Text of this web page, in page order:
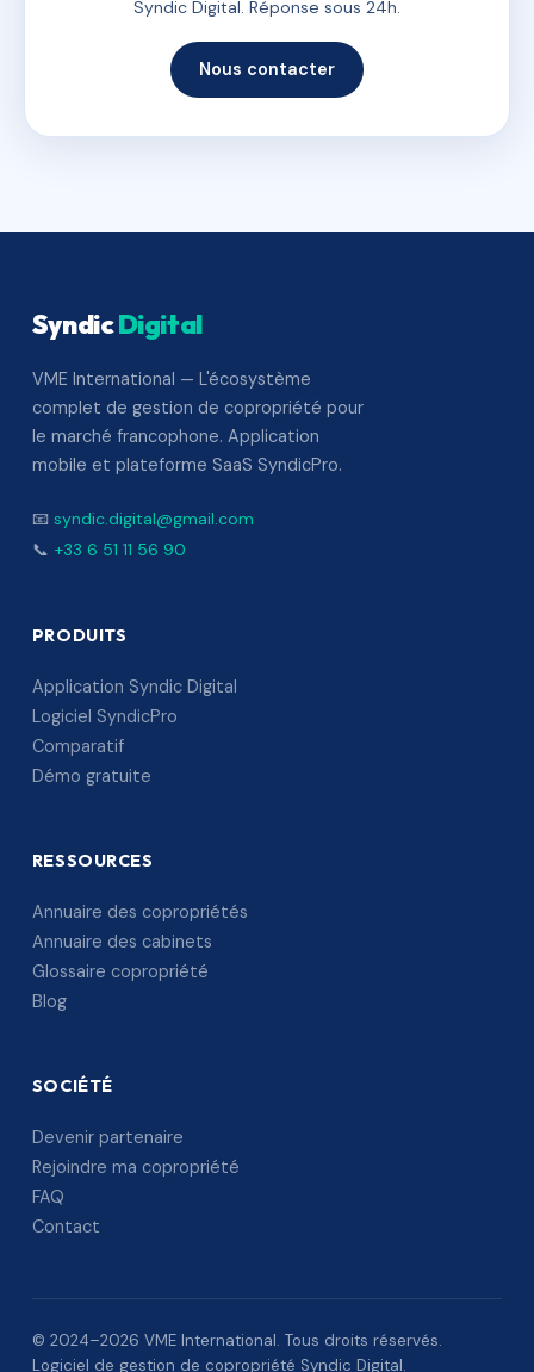
Syndic Digital. Réponse sous 24h.
Nous contacter
SyndicDigital
VME International — L'écosystème
complet de gestion de copropriété pour
le marché francophone. Application
mobile et plateforme SaaS SyndicPro.
📧 syndic.digital@gmail.com
📞 +33 6 51 11 56 90
PRODUITS
Application Syndic Digital
Logiciel SyndicPro
Comparatif
Démo gratuite
RESSOURCES
Annuaire des copropriétés
Annuaire des cabinets
Glossaire copropriété
Blog
SOCIÉTÉ
Devenir partenaire
Rejoindre ma copropriété
FAQ
Contact
© 2024–2026 VME International. Tous droits réservés.
Logiciel de gestion de copropriété Syndic Digital.